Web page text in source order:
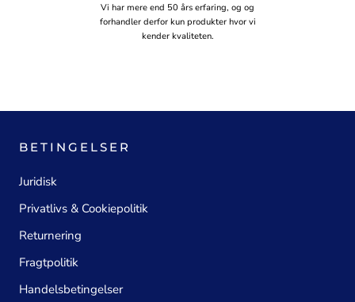
Vi har mere end 50 års erfaring, og og
forhandler derfor kun produkter hvor vi
kender kvaliteten.
BETINGELSER
Juridisk
Privatlivs & Cookiepolitik
Returnering
Fragtpolitik
Handelsbetingelser